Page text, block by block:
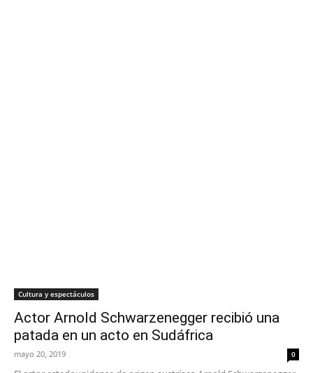
Cultura y espectáculos
Actor Arnold Schwarzenegger recibió una
patada en un acto en Sudáfrica
mayo 20, 2019 0